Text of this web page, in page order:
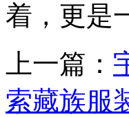
着，更是
上一篇：
索藏族服